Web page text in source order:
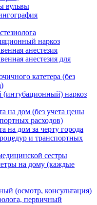
вульвы
наркоз
анестезия
анестезия для
катетера (без
(интубационный) наркоз
на дом (без учета цены
расходов)
на дом за черту города
и транспортных
сестры
на дому (каждые
(осмотр, консультация)
первичный